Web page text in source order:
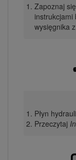
Zapoznaj
instrukcjami
wysięgnika
Płyn
Przeczytaj